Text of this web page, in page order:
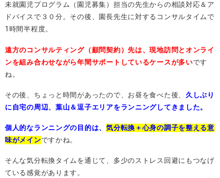
未就園児プログラム（園児募集）担当の先生からの相談対応＆ア
ドバイスで３０分。その後、園長先生に対するコンサルタイムで
1時間半程度。
遠方のコンサルティング（顧問契約）先は、現地訪問とオンライ
ンを組み合わせながら年間サポートしているケースが多いです
ね。
その後、ちょっと時間があったので、お昼を食べた後、 久しぶり
に自宅の周辺、葉山＆逗子エリアをランニングしてきました。
個人的なランニングの目的は、気分転換＋心身の調子を整える意
味がメインですかね。
そんな気分転換タイムを通じて、多少のストレス回避にもつなげ
ている感覚があります。